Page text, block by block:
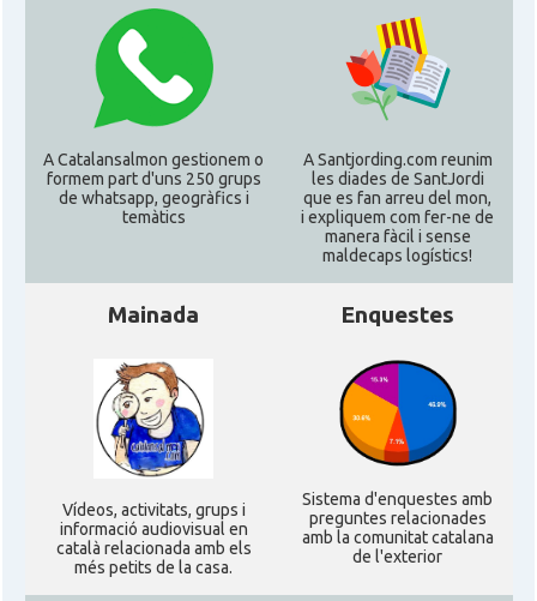
A Catalansalmon gestionem o
formem part d'uns 250 grups
de whatsapp, geogràfics i
temàtics
A Santjording.com reunim
les diades de SantJordi
que es fan arreu del mon,
i expliquem com fer-ne de
manera fàcil i sense
maldecaps logí­stics!
Mainada
Ví­deos, activitats, grups i
informació audiovisual en
català relacionada amb els
més petits de la casa.
Enquestes
Sistema d'enquestes amb
preguntes relacionades
amb la comunitat catalana
de l'exterior